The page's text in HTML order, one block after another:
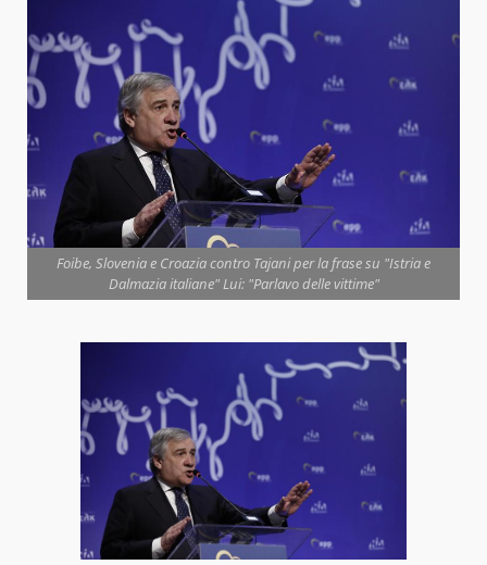
Foibe, Slovenia e Croazia contro Tajani per la frase su "Istria e
Dalmazia italiane" Lui: "Parlavo delle vittime"